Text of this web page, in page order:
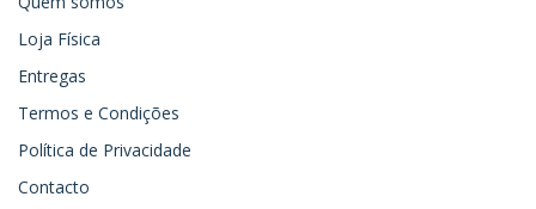
Loja Física
Entregas
Termos e Condições
Política de Privacidade
Contacto